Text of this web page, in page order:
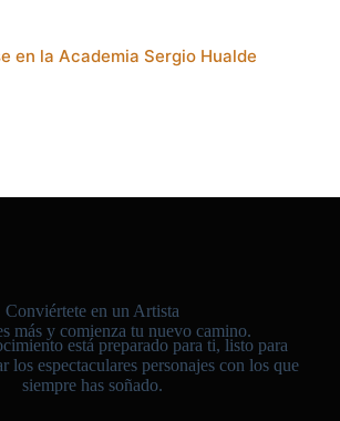
en la Academia Sergio Hualde
Conviértete en un Artista
más y comienza tu nuevo camino.
está preparado para ti, listo para
los espectaculares personajes con los que
siempre has soñado.